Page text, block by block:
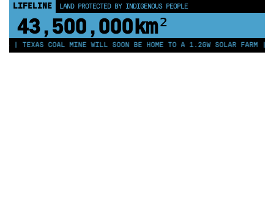
LIFELINE LAND PROTECTED BY INDIGENOUS PEOPLE
43,500,000km²
| TEXAS COAL MINE WILL SOON BE HOME TO A 1.2GW SOLAR FARM |